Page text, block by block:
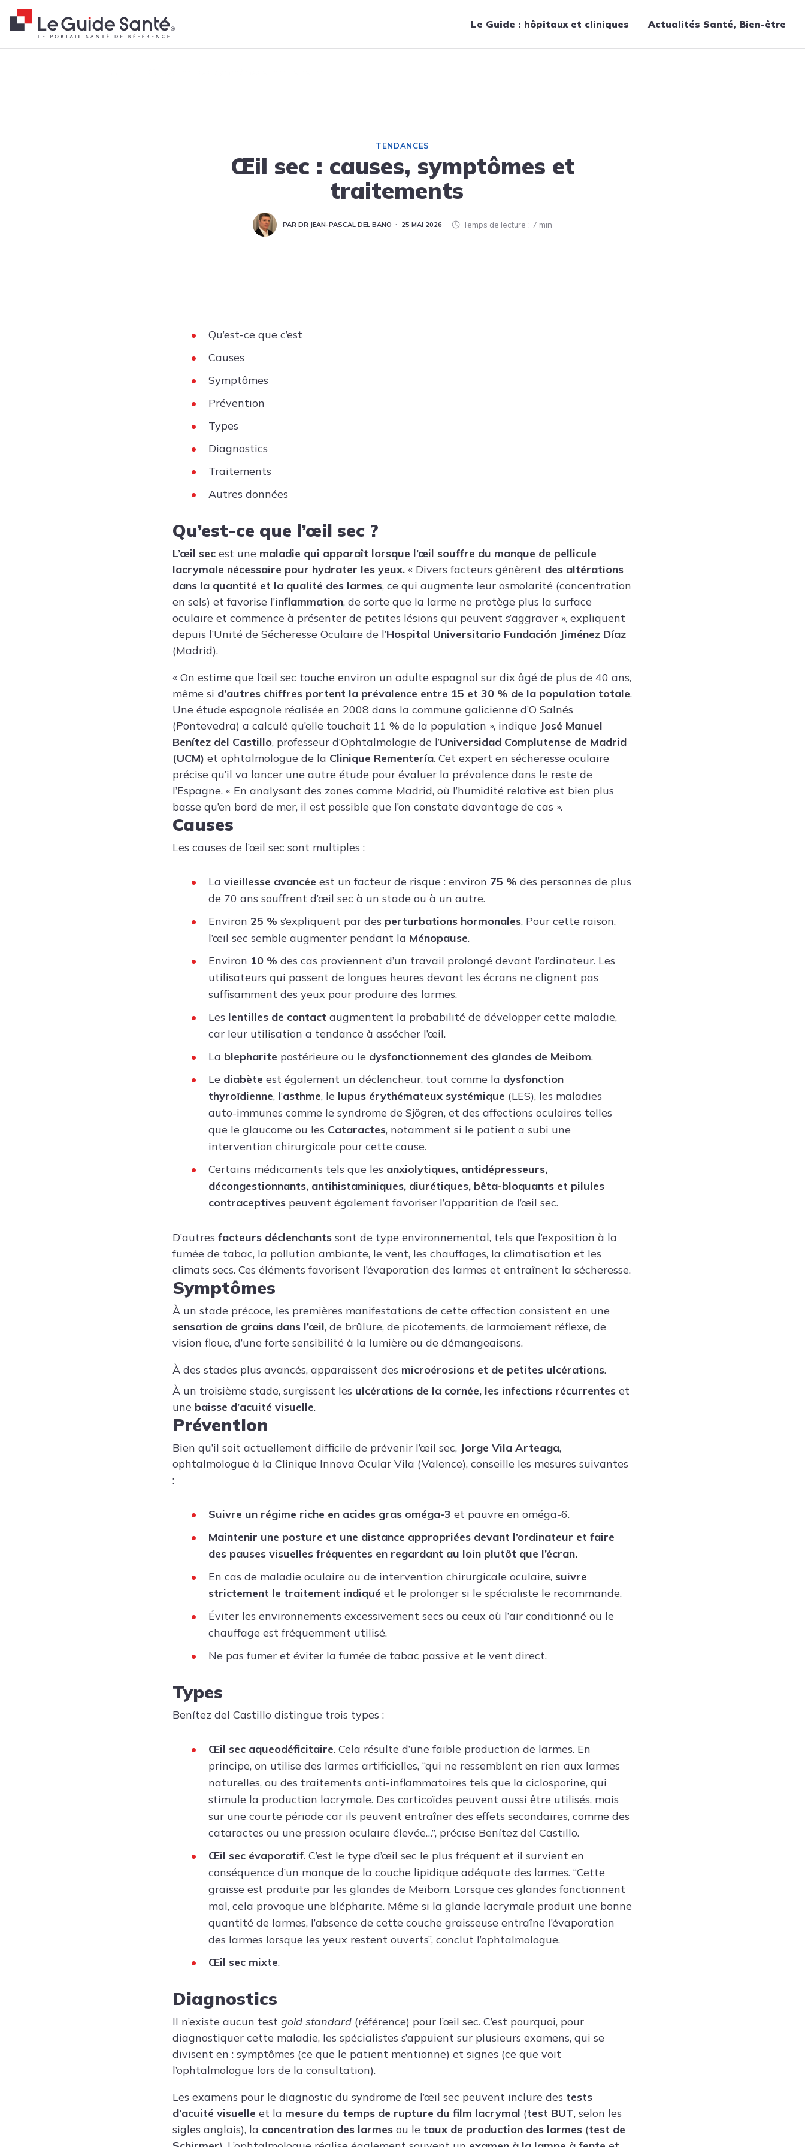
Le Guide : hôpitaux et cliniques Actualités Santé, Bien-être
TENDANCES
Œil sec : causes, symptômes et
traitements
PAR DR JEAN-PASCAL DEL BANO 25 MAI 2026 Temps de lecture 7 min
Qu’est-ce que c’est
Causes
Symptômes
Prévention
Types
Diagnostics
Traitements
Autres données
Qu’est-ce que l’œil sec ?
L’œil sec est une maladie qui apparaît lorsque l’œil souffre du manque de pellicule
lacrymale nécessaire pour hydrater les yeux. « Divers facteurs génèrent des altérations
dans la quantité et la qualité des larmes, ce qui augmente leur osmolarité (concentration
en sels) et favorise l’inflammation, de sorte que la larme ne protège plus la surface
oculaire et commence à présenter de petites lésions qui peuvent s’aggraver », expliquent
depuis l’Unité de Sécheresse Oculaire de l’Hospital Universitario Fundación Jiménez Díaz
(Madrid).
« On estime que l’œil sec touche environ un adulte espagnol sur dix âgé de plus de 40 ans,
même si d’autres chiffres portent la prévalence entre 15 et 30 % de la population totale.
Une étude espagnole réalisée en 2008 dans la commune galicienne d’O Salnés
(Pontevedra) a calculé qu’elle touchait 11 % de la population », indique José Manuel
Benítez del Castillo, professeur d’Ophtalmologie de l’Universidad Complutense de Madrid
(UCM) et ophtalmologue de la Clinique Rementería. Cet expert en sécheresse oculaire
précise qu’il va lancer une autre étude pour évaluer la prévalence dans le reste de
l’Espagne. « En analysant des zones comme Madrid, où l’humidité relative est bien plus
basse qu’en bord de mer, il est possible que l’on constate davantage de cas ».
Causes
Les causes de l’œil sec sont multiples :
La vieillesse avancée est un facteur de risque : environ 75 % des personnes de plus
de 70 ans souffrent d’œil sec à un stade ou à un autre.
Environ 25 % s’expliquent par des perturbations hormonales. Pour cette raison,
l’œil sec semble augmenter pendant la Ménopause.
Environ 10 % des cas proviennent d’un travail prolongé devant l’ordinateur. Les
utilisateurs qui passent de longues heures devant les écrans ne clignent pas
suffisamment des yeux pour produire des larmes.
Les lentilles de contact augmentent la probabilité de développer cette maladie,
car leur utilisation a tendance à assécher l’œil.
La blepharite postérieure ou le dysfonctionnement des glandes de Meibom.
Le diabète est également un déclencheur, tout comme la dysfonction
thyroïdienne, l’asthme, le lupus érythémateux systémique (LES), les maladies
auto-immunes comme le syndrome de Sjögren, et des affections oculaires telles
que le glaucome ou les Cataractes, notamment si le patient a subi une
intervention chirurgicale pour cette cause.
Certains médicaments tels que les anxiolytiques, antidépresseurs,
décongestionnants, antihistaminiques, diurétiques, bêta-bloquants et pilules
contraceptives peuvent également favoriser l’apparition de l’œil sec.
D’autres facteurs déclenchants sont de type environnemental, tels que l’exposition à la
fumée de tabac, la pollution ambiante, le vent, les chauffages, la climatisation et les
climats secs. Ces éléments favorisent l’évaporation des larmes et entraînent la sécheresse.
Symptômes
À un stade précoce, les premières manifestations de cette affection consistent en une
sensation de grains dans l’œil, de brûlure, de picotements, de larmoiement réflexe, de
vision floue, d’une forte sensibilité à la lumière ou de démangeaisons.
À des stades plus avancés, apparaissent des microérosions et de petites ulcérations.
À un troisième stade, surgissent les ulcérations de la cornée, les infections récurrentes et
une baisse d’acuité visuelle.
Prévention
Bien qu’il soit actuellement difficile de prévenir l’œil sec, Jorge Vila Arteaga,
ophtalmologue à la Clinique Innova Ocular Vila (Valence), conseille les mesures suivantes
:
Suivre un régime riche en acides gras oméga-3 et pauvre en oméga-6.
Maintenir une posture et une distance appropriées devant l’ordinateur et faire
des pauses visuelles fréquentes en regardant au loin plutôt que l’écran.
En cas de maladie oculaire ou de intervention chirurgicale oculaire, suivre
strictement le traitement indiqué et le prolonger si le spécialiste le recommande.
Éviter les environnements excessivement secs ou ceux où l’air conditionné ou le
chauffage est fréquemment utilisé.
Ne pas fumer et éviter la fumée de tabac passive et le vent direct.
Types
Benítez del Castillo distingue trois types :
Œil sec aqueodéficitaire. Cela résulte d’une faible production de larmes. En
principe, on utilise des larmes artificielles, “qui ne ressemblent en rien aux larmes
naturelles, ou des traitements anti-inflammatoires tels que la ciclosporine, qui
stimule la production lacrymale. Des corticoïdes peuvent aussi être utilisés, mais
sur une courte période car ils peuvent entraîner des effets secondaires, comme des
cataractes ou une pression oculaire élevée…”, précise Benítez del Castillo.
Œil sec évaporatif. C’est le type d’œil sec le plus fréquent et il survient en
conséquence d’un manque de la couche lipidique adéquate des larmes. “Cette
graisse est produite par les glandes de Meibom. Lorsque ces glandes fonctionnent
mal, cela provoque une blépharite. Même si la glande lacrymale produit une bonne
quantité de larmes, l’absence de cette couche graisseuse entraîne l’évaporation
des larmes lorsque les yeux restent ouverts”, conclut l’ophtalmologue.
Œil sec mixte.
Diagnostics
Il n’existe aucun test gold standard (référence) pour l’œil sec. C’est pourquoi, pour
diagnostiquer cette maladie, les spécialistes s’appuient sur plusieurs examens, qui se
divisent en : symptômes (ce que le patient mentionne) et signes (ce que voit
l’ophtalmologue lors de la consultation).
Les examens pour le diagnostic du syndrome de l’œil sec peuvent inclure des tests
d’acuité visuelle et la mesure du temps de rupture du film lacrymal (test BUT, selon les
sigles anglais), la concentration des larmes ou le taux de production des larmes (test de